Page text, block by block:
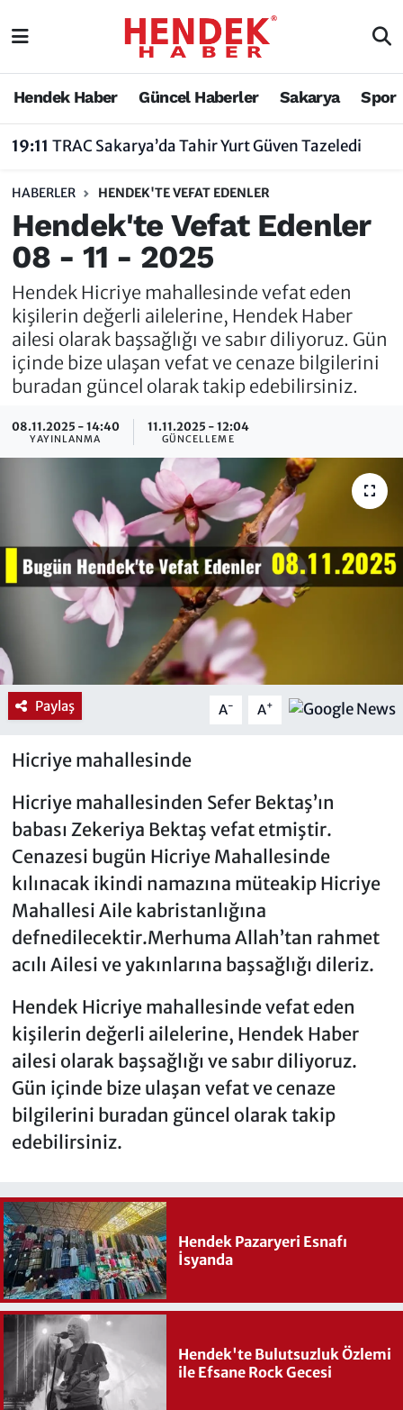
Hendek Haber Güncel Haberler Sakarya Spor
19:11 TRAC Sakarya’da Tahir Yurt Güven Tazeledi
HABERLER HENDEK'TE VEFAT EDENLER
Hendek'te Vefat Edenler
08 - 11 - 2025
Hendek Hicriye mahallesinde vefat eden
kişilerin değerli ailelerine, Hendek Haber
ailesi olarak başsağlığı ve sabır diliyoruz. Gün
içinde bize ulaşan vefat ve cenaze bilgilerini
buradan güncel olarak takip edebilirsiniz.
08.11.2025 - 14:40
YAYINLANMA
11.11.2025 - 12:04
GÜNCELLEME
Paylaş A- A+
Hicriye mahallesinde
Hicriye mahallesinden Sefer Bektaş’ın
babası Zekeriya Bektaş vefat etmiştir.
Cenazesi bugün Hicriye Mahallesinde
kılınacak ikindi namazına müteakip Hicriye
Mahallesi Aile kabristanlığına
defnedilecektir.Merhuma Allah’tan rahmet
acılı Ailesi ve yakınlarına başsağlığı dileriz.
Hendek Hicriye mahallesinde vefat eden
kişilerin değerli ailelerine, Hendek Haber
ailesi olarak başsağlığı ve sabır diliyoruz.
Gün içinde bize ulaşan vefat ve cenaze
bilgilerini buradan güncel olarak takip
edebilirsiniz.
Hendek Pazaryeri Esnafı
İsyanda
Hendek'te Bulutsuzluk Özlemi
ile Efsane Rock Gecesi
Hendek Haber
Nöbetçi Eczaneler
Vefat Edenler
Hendek Haber
Hakkında
Hendek Haber Reklam Servisi
Künye
İletişim
Sakarya Nöbetçi Eczaneler
Sakarya Trafik Yoğunluk Haritası
Tüm Manşetler
Son Dakika Haberleri
Haber Arşivi